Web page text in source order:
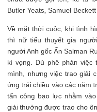
Butler Yeats, Samuel
Về mặt thời cuộc, khi tình
thì nữ tiểu thuyết gia
người Anh gốc Ấn Salman
kì vọng. Dù phê phán việc
mình, nhưng việc trao giải
ứng trái chiều vào các năm
tấn công bạo lực nhằm
giải thưởng được trao cho